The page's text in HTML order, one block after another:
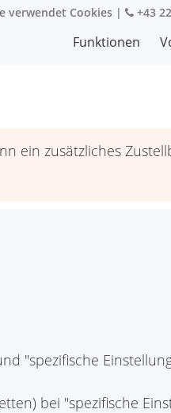
verwendet Cookies | +43
Funktionen
ein zusätzliches
"spezifische
bei "spezifische